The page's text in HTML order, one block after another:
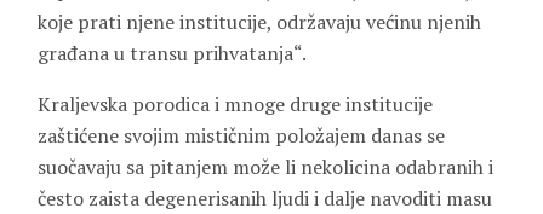
koje prati njene institucije, održavaju većinu njenih
građana u transu prihvatanja“.
Kraljevska porodica i mnoge druge institucije
zaštićene svojim mističnim položajem danas se
suočavaju sa pitanjem može li nekolicina odabranih i
često zaista degenerisanih ljudi i dalje navoditi masu